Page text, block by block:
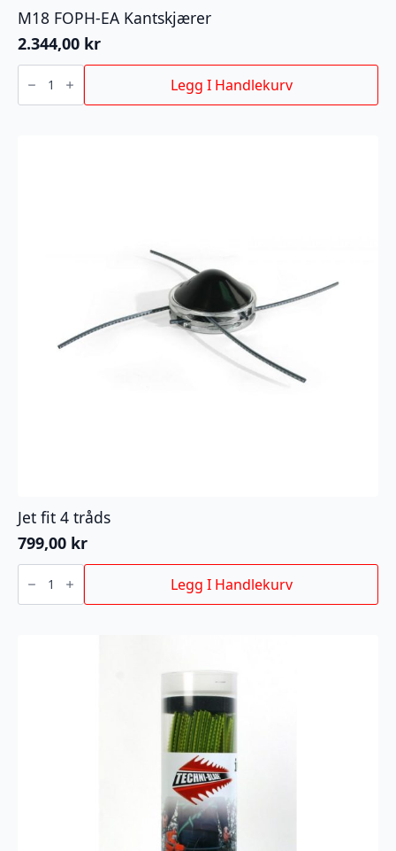
M18 FOPH-EA Kantskjærer
2.344,00 kr
M18
FOPH-
Kantskjærer
Legg I Handlekurv
Jet fit 4 tråds
799,00 kr
Jet
tråds
Legg I Handlekurv